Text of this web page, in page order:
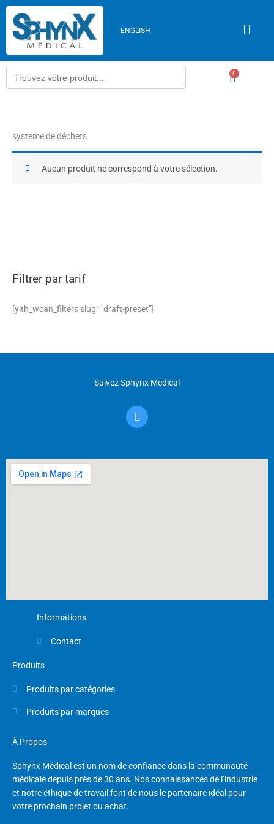
Aller
contenu
ENGLISH
Search
for:
0
Panier
Filtrer par tarif
[yith_wcan_filters slug="draft-preset"]
systeme de déchets
Aucun produit ne correspond à votre sélection.
Suivez Sphynx Medical
F
a
c
o
Informations
Contact
Produits
Produits par catégories
Produits par marques
À Propos
Sphynx Médical est un nom de confiance dans la communauté
médicale depuis près de 30 ans. Nos connaissances de l’industrie
et notre éthique de travail font de nous le partenaire idéal pour
votre prochain projet ou achat.